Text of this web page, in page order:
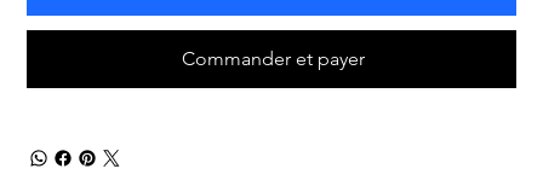
Commander et payer